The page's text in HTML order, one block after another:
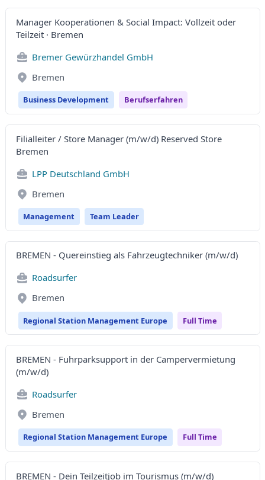
Manager Kooperationen & Social Impact: Vollzeit oder
Teilzeit · Bremen
Bremer Gewürzhandel GmbH
Bremen
Business Development Berufserfahren
Filialleiter / Store Manager (m/w/d) Reserved Store
Bremen
LPP Deutschland GmbH
Bremen
Management Team Leader
BREMEN - Quereinstieg als Fahrzeugtechniker (m/w/d)
Roadsurfer
Bremen
Regional Station Management Europe Full Time
BREMEN - Fuhrparksupport in der Campervermietung
(m/w/d)
Roadsurfer
Bremen
Regional Station Management Europe Full Time
BREMEN - Dein Teilzeitjob im Tourismus (m/w/d)